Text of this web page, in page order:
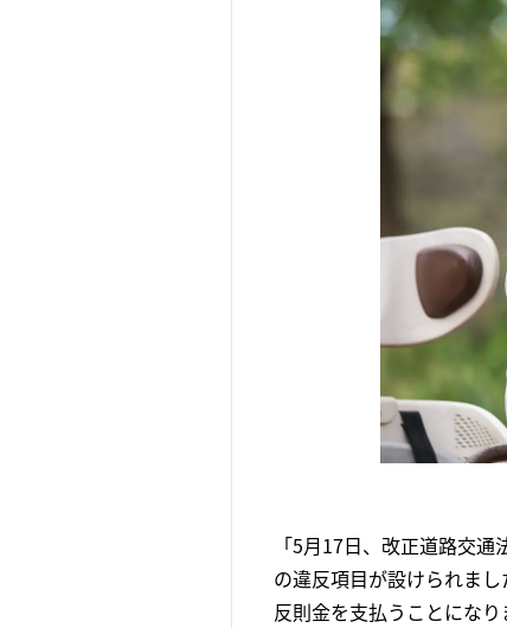
「5月17日、改正道路交
の違反項目が設けられま
反則金を支払うことにな